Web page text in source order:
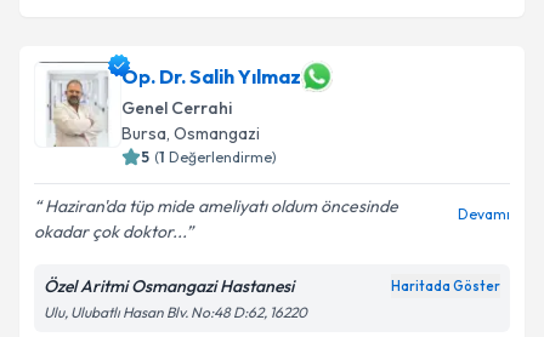
Op. Dr. Salih Yılmaz
Genel Cerrahi
Bursa, Osmangazi
5 (1 Değerlendirme)
Haziran'da tüp mide ameliyatı oldum öncesinde
okadar çok doktor...
Devamı
Özel Aritmi Osmangazi Hastanesi Haritada Göster
Ulu, Ulubatlı Hasan Blv. No:48 D:62, 16220